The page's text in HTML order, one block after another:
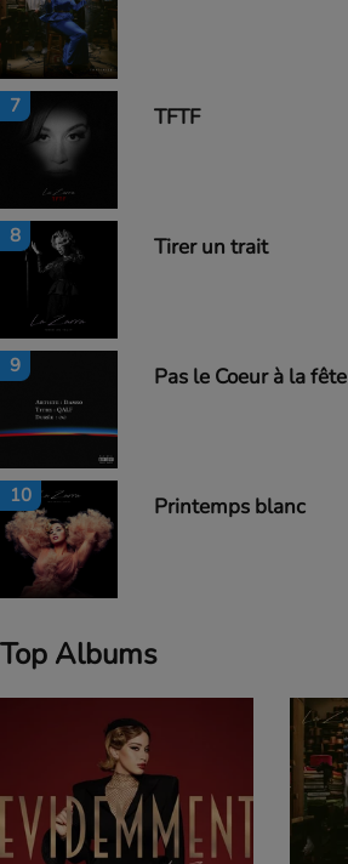
7 TFTF
8 Tirer un trait
9 Pas le Coeur à la fête
10 Printemps blanc
Top Albums